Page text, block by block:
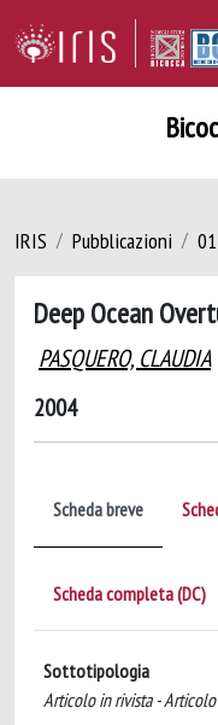
IRIS Pubblicazioni
Deep Ocean
PASQUERO, CLAUDIA
2004
Scheda breve
Scheda completa (DC)
Sottotipologia
Articolo in rivista -